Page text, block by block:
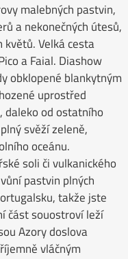
malebných pastvin,
a nekonečných útesů,
Velká cesta
a Faial. Diashow
obklopené blankytným
uprostřed
daleko od ostatního
svěží zeleně,
oceánu.
soli či vulkanického
pastvin plných
takže jste
část souostroví leží
Azory doslova
vláčným